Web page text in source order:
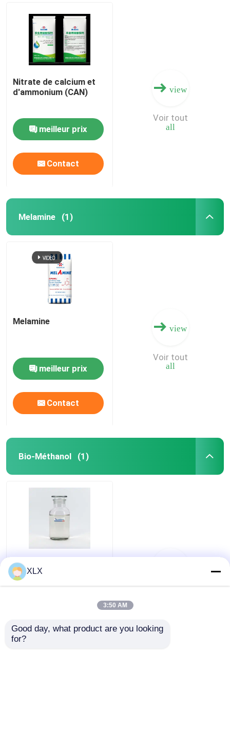
Nitrate de calcium et
d'ammonium (CAN)
meilleur prix
Contact
view
all
Voir tout
Melamine (1)
Melamine
meilleur prix
Contact
view
all
Voir tout
Bio-Méthanol (1)
Bio-Méthanol
XLX
3:50 AM
Good day, what product are you looking
for?